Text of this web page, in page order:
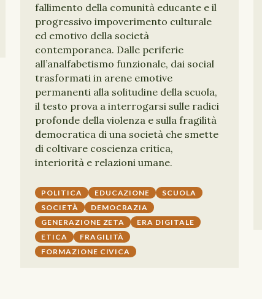
fallimento della comunità educante e il
progressivo impoverimento culturale
ed emotivo della società
contemporanea. Dalle periferie
all’analfabetismo funzionale, dai social
trasformati in arene emotive
permanenti alla solitudine della scuola,
il testo prova a interrogarsi sulle radici
profonde della violenza e sulla fragilità
democratica di una società che smette
di coltivare coscienza critica,
interiorità e relazioni umane.
POLITICA EDUCAZIONE
SCUOLA
SOCIETÀ
DEMOCRAZIA
GENERAZIONE ZETA
ERA DIGITALE
ETICA
FRAGILITÀ
FORMAZIONE CIVICA